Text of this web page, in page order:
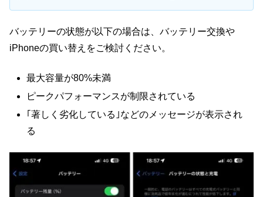
バッテリーの状態が以下の場合は、バッテリー交換や
iPhoneの買い替えをご検討ください。
最大容量が80%未満
ピークパフォーマンスが制限されている
｢著しく劣化している｣などのメッセージが表示され
る